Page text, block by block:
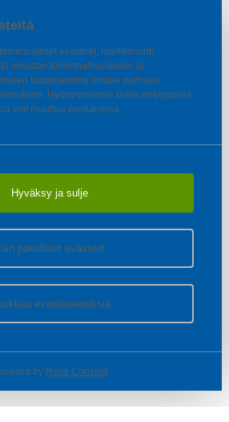
evästeet, markkinointi,
sivuston toiminnallisuuksien ja
taataksemme sinulle parhaan
Hyödynnämme tässä erityyppisiä
voit muuttaa asetuksissa.
Hyväksy ja sulje
pakolliset evästeet
evästeasetuksia
by Rehti Consent